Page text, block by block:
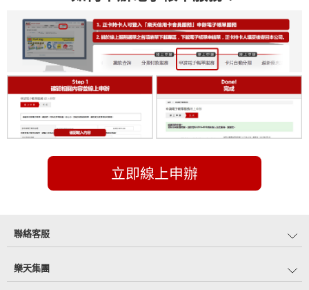
立即線上申辦
聯絡客服
樂天集團